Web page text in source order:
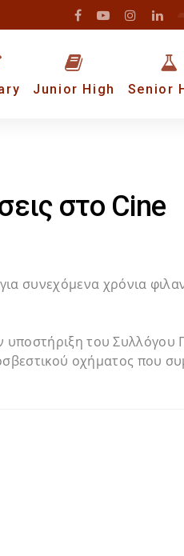
Junior High Senior
στο Cine
συνεχόμενα χρόνια
υποστήριξη του
οχήματος που